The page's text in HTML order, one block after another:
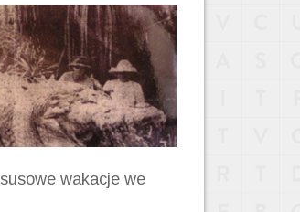
wakacje we